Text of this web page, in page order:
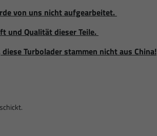
von uns nicht aufgearbeitet.
und Qualität dieser Teile.
Turbolader stammen nicht aus China!